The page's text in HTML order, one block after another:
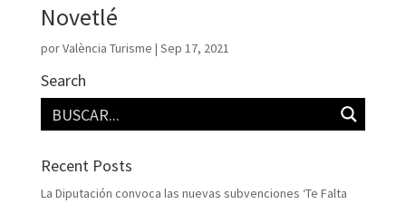
Novetlé
porValència Turisme | Sep 17, 2021
Search
Recent Posts
La Diputación convoca las nuevas subvenciones ‘Te Falta